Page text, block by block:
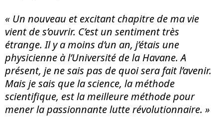
« Un nouveau et excitant chapitre de ma vie
vient de s’ouvrir. C’est un sentiment très
étrange. Il y a moins d’un an, j’étais une
physicienne à l’Université de la Havane. A
présent, je ne sais pas de quoi sera fait l’avenir.
Mais je sais que la science, la méthode
scientifique, est la meilleure méthode pour
mener la passionnante lutte révolutionnaire. »